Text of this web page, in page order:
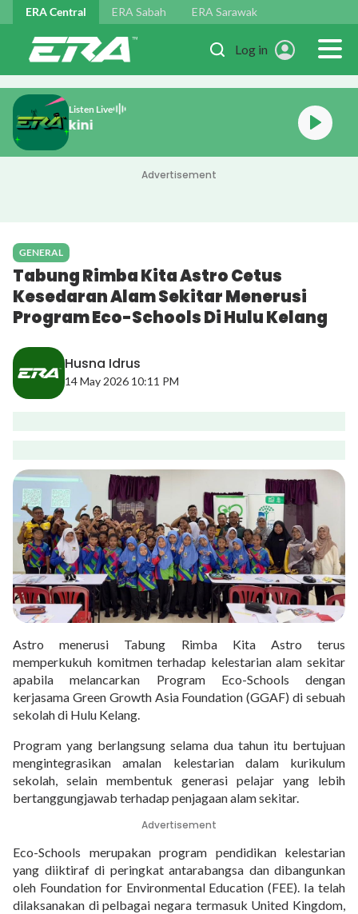
Skip to main content
ERA Central ERA Sabah ERA Sarawak
Log in
Listen Live
Muzik Hit Terkini
Advertisement
GENERAL
Tabung Rimba Kita Astro Cetus
Kesedaran Alam Sekitar Menerusi
Program Eco-Schools Di Hulu Kelang
Husna Idrus
14 May 2026 10:11 PM
Astro menerusi Tabung Rimba Kita Astro terus
memperkukuh komitmen terhadap kelestarian alam sekitar
apabila melancarkan Program Eco-Schools dengan
kerjasama Green Growth Asia Foundation (GGAF) di sebuah
sekolah di Hulu Kelang.
Program yang berlangsung selama dua tahun itu bertujuan
mengintegrasikan amalan kelestarian dalam kurikulum
sekolah, selain membentuk generasi pelajar yang lebih
bertanggungjawab terhadap penjagaan alam sekitar.
Advertisement
Eco-Schools merupakan program pendidikan kelestarian
yang diiktiraf di peringkat antarabangsa dan dibangunkan
oleh Foundation for Environmental Education (FEE). Ia telah
dilaksanakan di pelbagai negara termasuk United Kingdom,